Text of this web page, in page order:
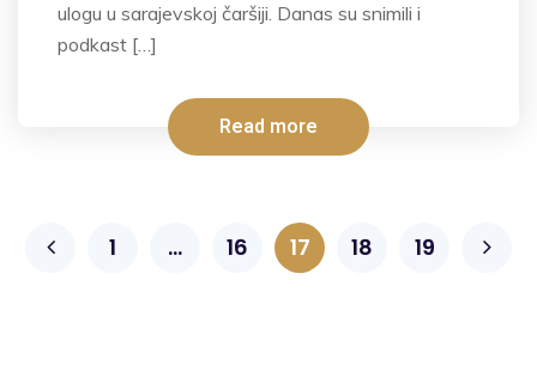
ulogu u sarajevskoj čaršiji. Danas su snimili i
podkast […]
Read more
1 … 16 17 18 19